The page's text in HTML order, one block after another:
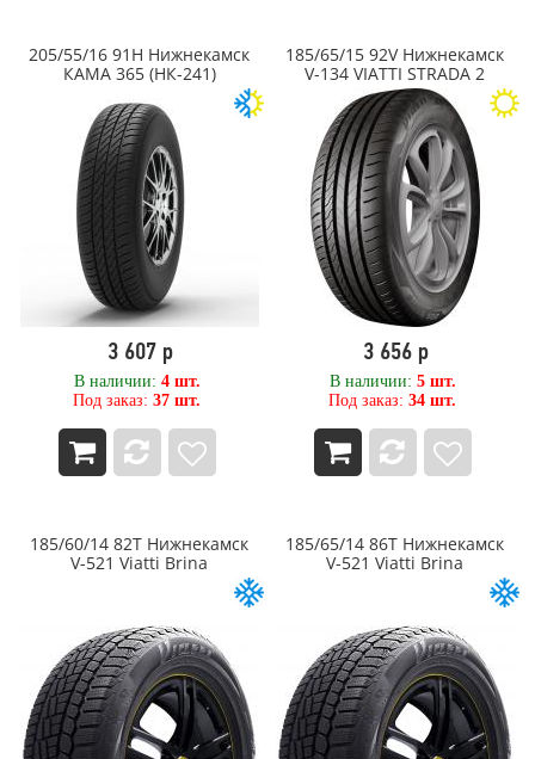
Tyrex
TYREX ALL STEEL
Unigrip
UNISTAR
Viatti
VOLTYRE
VREDESTEIN
WATERFALL
WEST LAKE
WESTLAKE
Windforce
WINDPOWER
Yokohama
ZETA
Алтайшина
АШК
Белшина
Нижнекамск
ОШЗ TYREX CRG
ЦМК Ярославль
Ярославский ШЗ
205/55/16 91H Нижнекамск
КАМА 365 (НК-241)
3 607 р
В наличии: 4 шт.
Под заказ:37 шт.
185/65/15 92V Нижнекамск
V-134 VIATTI STRADA 2
3 656 р
В наличии: 5 шт.
Под заказ:34 шт.
185/60/14 82T Нижнекамск
V-521 Viatti Brina
185/65/14 86T Нижнекамск
V-521 Viatti Brina